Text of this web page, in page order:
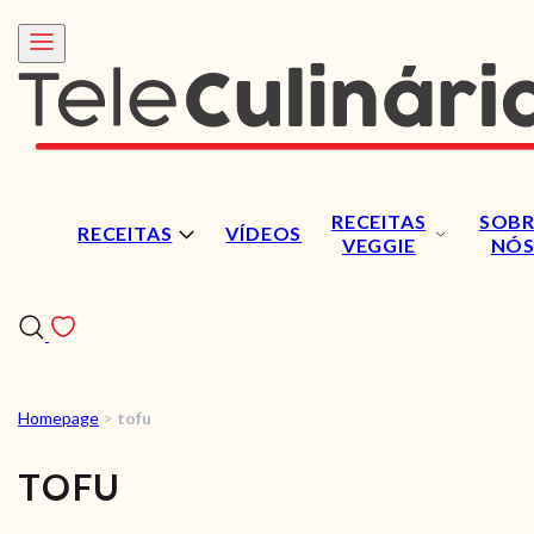
RECEITAS VÍDEOS
RECEITAS
VEGGIE
NÓS
Homepage > tofu
TOFU